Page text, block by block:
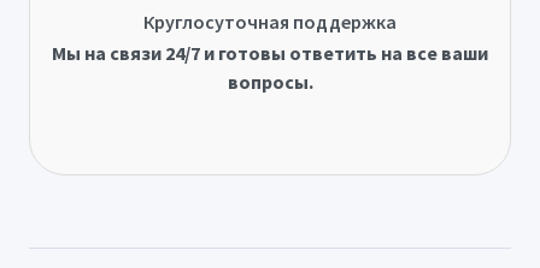
Круглосуточная поддержка
Мы на связи 24/7 и готовы ответить на все ваши
вопросы.